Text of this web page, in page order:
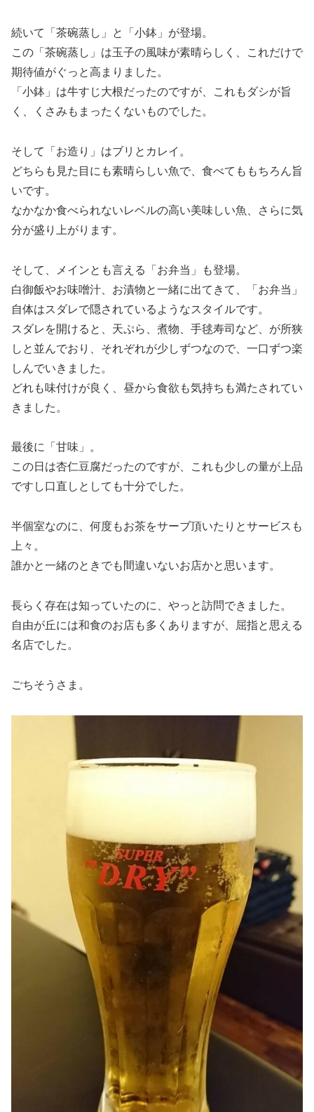
続いて「茶碗蒸し」と「小鉢」が登場。
この「茶碗蒸し」は玉子の風味が素晴らしく、これだけで
期待値がぐっと高まりました。
「小鉢」は牛すじ大根だったのですが、これもダシが旨
く、くさみもまったくないものでした。
そして「お造り」はブリとカレイ。
どちらも見た目にも素晴らしい魚で、食べてももちろん旨
いです。
なかなか食べられないレベルの高い美味しい魚、さらに気
分が盛り上がります。
そして、メインとも言える「お弁当」も登場。
白御飯やお味噌汁、お漬物と一緒に出てきて、「お弁当」
自体はスダレで隠されているようなスタイルです。
スダレを開けると、天ぷら、煮物、手毬寿司など、が所狭
しと並んでおり、それぞれが少しずつなので、一口ずつ楽
しんでいきました。
どれも味付けが良く、昼から食欲も気持ちも満たされてい
きました。
最後に「甘味」。
この日は杏仁豆腐だったのですが、これも少しの量が上品
ですし口直しとしても十分でした。
半個室なのに、何度もお茶をサーブ頂いたりとサービスも
上々。
誰かと一緒のときでも間違いないお店かと思います。
長らく存在は知っていたのに、やっと訪問できました。
自由が丘には和食のお店も多くありますが、屈指と思える
名店でした。
ごちそうさま。